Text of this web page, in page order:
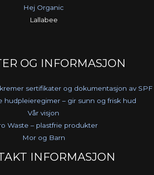
Hej Organic
Lallabee
OG INFORMASJON
sertifikater og dokumentasjon av SPF
hudpleieregimer – gir sunn og frisk hud
Vår visjon
Waste – plastfrie produkter
Mor og Barn
INFORMASJON